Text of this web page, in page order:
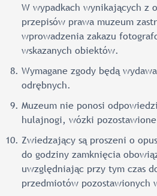
W wypadkach wynikających z
przepisów prawa muzeum
wprowadzenia zakazu
wskazanych obiektów.
Wymagane zgody będą
odrębnych.
Muzeum nie ponosi
hulajnogi, wózki
Zwiedzający są proszeni o
do godziny zamknięcia
uwzględniając przy tym czas
przedmiotów pozostawionych